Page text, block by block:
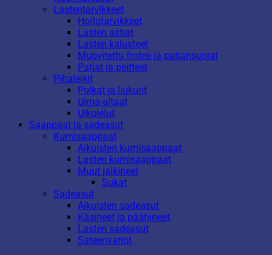
Lastentarvikkeet
Hoitotarvikkeet
Lasten astiat
Lasten kalusteet
Muovitettu frotee ja patjansuojat
Patjat ja peitteet
Pihaleikit
Pulkat ja liukurit
Uima-altaat
Ulkolelut
Saappaat ja sadeasut
Kumisaappaat
Aikuisten kumisaappaat
Lasten kumisaappaat
Muut jalkineet
Sukat
Sadeasut
Aikuisten sadeasut
Käsineet ja päähineet
Lasten sadeasut
Sateenvarjot